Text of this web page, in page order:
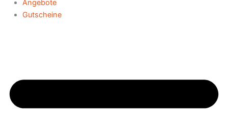
Angebote
Gutscheine